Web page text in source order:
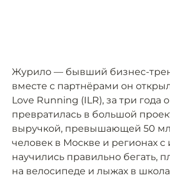
Журило — бывший бизнес-
вместе с партнёрами он
Love Running (ILR), за три года
превратилась в большой
выручкой, превышающей 50
человек в Москве и регионах
научились правильно бегать,
на велосипеде и лыжах в